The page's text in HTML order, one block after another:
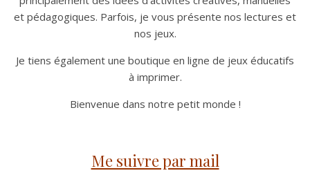
et pédagogiques. Parfois, je vous présente nos lectures et
nos jeux.
Je tiens également une boutique en ligne de jeux éducatifs
à imprimer.
Bienvenue dans notre petit monde !
Me suivre par mail